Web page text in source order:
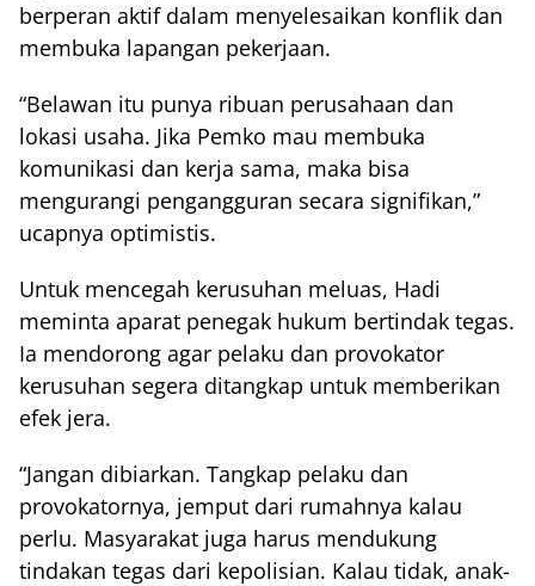
berperan aktif dalam menyelesaikan konflik dan
membuka lapangan pekerjaan.
“Belawan itu punya ribuan perusahaan dan
lokasi usaha. Jika Pemko mau membuka
komunikasi dan kerja sama, maka bisa
mengurangi pengangguran secara signifikan,”
ucapnya optimistis.
Untuk mencegah kerusuhan meluas, Hadi
meminta aparat penegak hukum bertindak tegas.
Ia mendorong agar pelaku dan provokator
kerusuhan segera ditangkap untuk memberikan
efek jera.
“Jangan dibiarkan. Tangkap pelaku dan
provokatornya, jemput dari rumahnya kalau
perlu. Masyarakat juga harus mendukung
tindakan tegas dari kepolisian. Kalau tidak, anak-